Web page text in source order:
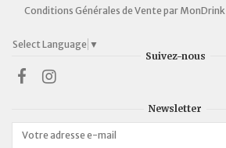
Conditions Générales de Vente par MonDrink
Select Language ▼
Suivez-nous
Newsletter